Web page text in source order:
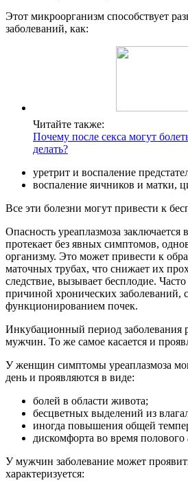
Этот микроорганизм способствует
заболеваний, как:
Читайте также:
Почему после секса могут
делать?
уретрит и воспаление
воспаление яичников и матки,
Все эти болезни могут привести к
Опасность уреаплазмоза заключается
протекает без явных симптомов,
организму. Это может привести к
маточных трубах, что снижает их
следствие, вызывает бесплодие.
причиной хронических заболеваний,
функционированием почек.
Инкубационный период заболевания
мужчин. То же самое касается и
У женщин симптомы уреаплазмоза
день и проявляются в виде:
болей в области живота;
бесцветных выделений из
иногда повышения общей
дискомфорта во время полового
У мужчин заболевание может
характеризуется: